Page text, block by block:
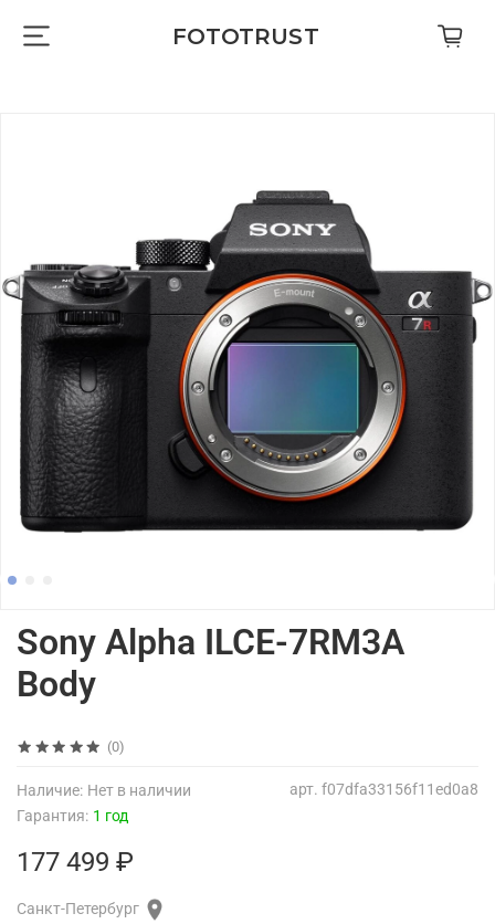
FOTOTRUST
(0)
арт. f07dfa33156f11ed0a8
Наличие: Нет в наличии
Гарантия: 1 год
Sony Alpha ILCE-7RM3A
Body
177 499 ₽
Санкт-Петербург